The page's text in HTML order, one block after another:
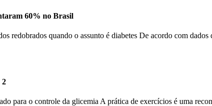
60% no Brasil
redobrados quando o assunto é diabetes De acordo com
2
para o controle da glicemia A prática de exercícios é uma